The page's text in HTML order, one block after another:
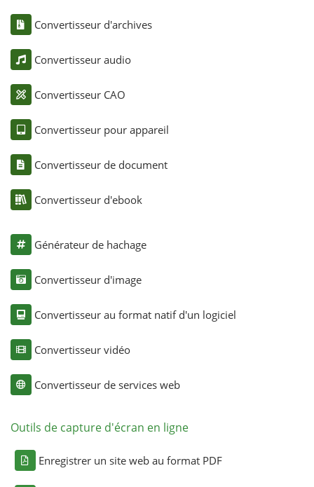
Convertisseur d'archives
Convertisseur audio
Convertisseur CAO
Convertisseur pour appareil
Convertisseur de document
Convertisseur d'ebook
Générateur de hachage
Convertisseur d'image
Convertisseur au format natif d'un logiciel
Convertisseur vidéo
Convertisseur de services web
Outils de capture d'écran en ligne
Enregistrer un site web au format PDF